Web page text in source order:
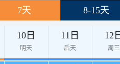
7天 8-15天
10日
明天
11日
后天
12
周三